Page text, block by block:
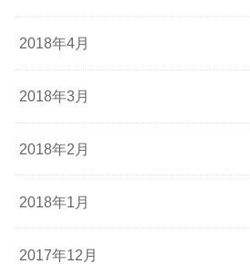
2018年4月
2018年3月
2018年2月
2018年1月
2017年12月